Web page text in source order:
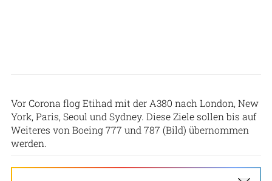
Vor Corona flog Etihad mit der A380 nach London, New
York, Paris, Seoul und Sydney. Diese Ziele sollen bis auf
Weiteres von Boeing 777 und 787 (Bild) übernommen
werden.